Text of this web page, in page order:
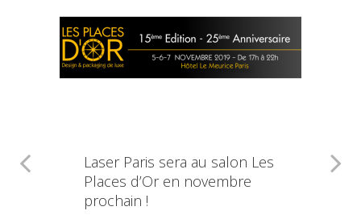
Laser Paris sera au salon Les
Places d’Or en novembre
prochain !